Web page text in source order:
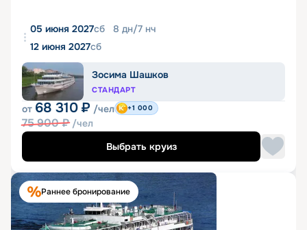
05 июня 2027сб 8 дн/7 нч
12 июня 2027сб
Зосима Шашков
СТАНДАРТ
от 68 310 ₽ /чел
75 900₽ /чел
+1 000
Выбрать круиз
Раннее бронирование